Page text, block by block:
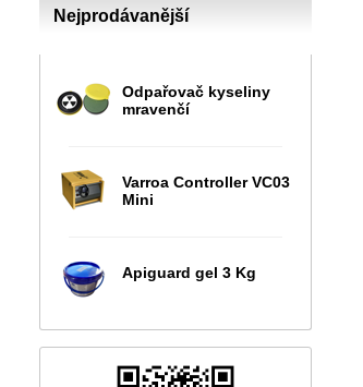
Nejprodávanější
Odpařovač kyseliny
mravenčí
Varroa Controller VC03
Mini
Apiguard gel 3 Kg